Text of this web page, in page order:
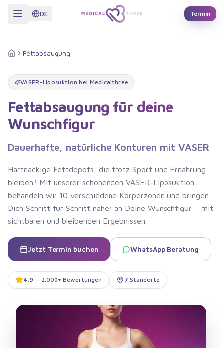
DE Termin
Startseite
Fettabsaugung
VASER-Liposuktion bei Medicalthree
Fettabsaugung für deine
Wunschfigur
Dauerhafte, natürliche Konturen mit VASER
Hartnäckige Fettdepots, die trotz Sport und Ernährung
bleiben? Mit unserer schonenden VASER-Liposuktion
behandeln wir 10 verschiedene Körperzonen und bringen
Dich Schritt für Schritt näher an Deine Wunschfigur – mit
sichtbaren und bleibenden Ergebnissen.
Jetzt Termin buchen WhatsApp Beratung
4,9 · 2.000+ Bewertungen 7 Standorte